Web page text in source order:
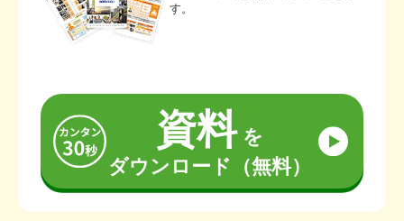
す。
資料を
ダウンロード（無料）